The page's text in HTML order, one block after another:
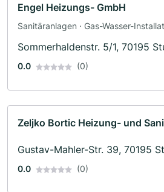
Engel Heizungs- GmbH
Sanitäranlagen · Gas-Wasser-
Sommerhaldenstr. 5/1, 70195
0.0 (0)
Zeljko Bortic Heizung- und
Gustav-Mahler-Str. 39, 70195
0.0 (0)